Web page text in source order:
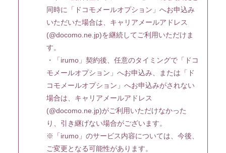
同時に「ドコモメールオプション」へお申込み
いただいた場合は、キャリアメールアドレス
(@docomo.ne.jp)を継続してご利用いただけま
す。
・「irumo」契約後、任意のタイミングで「ドコ
モメールオプション」へお申込み、または「ド
コモメールオプション」へお申込みがされない
場合は、キャリアメールアドレス
(@docomo.ne.jp)がご利用いただけなかった
り、引き継げない場合がございます。
※「irumo」のサービス内容については、今後、
ご変更となる可能性があります。